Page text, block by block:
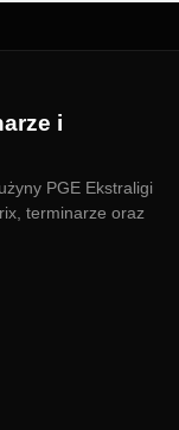
i
PGE Ekstraligi
terminarze oraz